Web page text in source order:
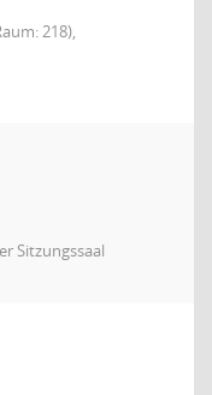
218),
Sitzungssaal